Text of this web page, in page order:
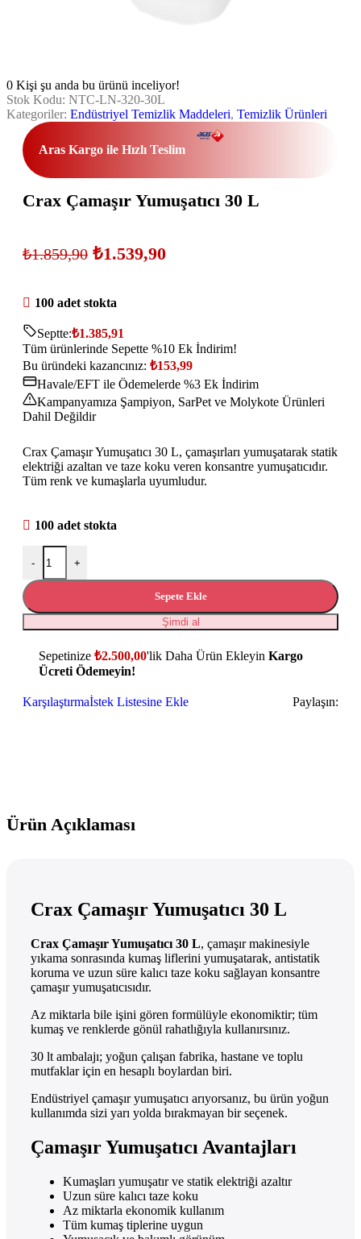
0 Kişi şu anda bu ürünü inceliyor!
Stok Kodu: NTC-LN-320-30L
Kategoriler: Endüstriyel Temizlik Maddeleri, Temizlik Ürünleri
Aras Kargo ile Hızlı Teslim
Crax Çamaşır Yumuşatıcı 30 L
₺1.859,90 ₺1.539,90
100 adet stokta
Septte:₺1.385,91
Tüm ürünlerinde Sepette %10 Ek İndirim!
Bu üründeki kazancınız: ₺153,99
Havale/EFT ile Ödemelerde %3 Ek İndirim
Kampanyamıza Şampiyon, SarPet ve Molykote Ürünleri
Dahil Değildir
Crax Çamaşır Yumuşatıcı 30 L, çamaşırları yumuşatarak statik
elektriği azaltan ve taze koku veren konsantre yumuşatıcıdır.
Tüm renk ve kumaşlarla uyumludur.
100 adet stokta
- +
Sepete Ekle
Şimdi al
Sepetinize ₺2.500,00'lik Daha Ürün Ekleyin Kargo
Ücreti Ödemeyin!
Karşılaştırmaİstek Listesine Ekle Paylaşın:
Ürün Açıklaması
Crax Çamaşır Yumuşatıcı 30 L
Crax Çamaşır Yumuşatıcı 30 L, çamaşır makinesiyle
yıkama sonrasında kumaş liflerini yumuşatarak, antistatik
koruma ve uzun süre kalıcı taze koku sağlayan konsantre
çamaşır yumuşatıcısıdır.
Az miktarla bile işini gören formülüyle ekonomiktir; tüm
kumaş ve renklerde gönül rahatlığıyla kullanırsınız.
30 lt ambalajı; yoğun çalışan fabrika, hastane ve toplu
mutfaklar için en hesaplı boylardan biri.
Endüstriyel çamaşır yumuşatıcı arıyorsanız, bu ürün yoğun
kullanımda sizi yarı yolda bırakmayan bir seçenek.
Çamaşır Yumuşatıcı Avantajları
Kumaşları yumuşatır ve statik elektriği azaltır
Uzun süre kalıcı taze koku
Az miktarla ekonomik kullanım
Tüm kumaş tiplerine uygun